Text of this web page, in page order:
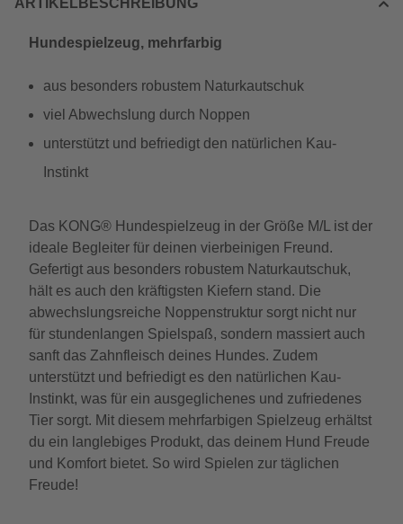
ARTIKELBESCHREIBUNG
Hundespielzeug, mehrfarbig
aus besonders robustem Naturkautschuk
viel Abwechslung durch Noppen
unterstützt und befriedigt den natürlichen Kau-
Instinkt
Das KONG® Hundespielzeug in der Größe M/L ist der
ideale Begleiter für deinen vierbeinigen Freund.
Gefertigt aus besonders robustem Naturkautschuk,
hält es auch den kräftigsten Kiefern stand. Die
abwechslungsreiche Noppenstruktur sorgt nicht nur
für stundenlangen Spielspaß, sondern massiert auch
sanft das Zahnfleisch deines Hundes. Zudem
unterstützt und befriedigt es den natürlichen Kau-
Instinkt, was für ein ausgeglichenes und zufriedenes
Tier sorgt. Mit diesem mehrfarbigen Spielzeug erhältst
du ein langlebiges Produkt, das deinem Hund Freude
und Komfort bietet. So wird Spielen zur täglichen
Freude!